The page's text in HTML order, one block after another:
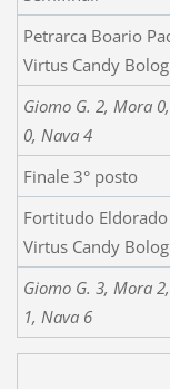
Petrarca Boario
Virtus Candy
Giomo G. 2, Mora
0, Nava 4
Finale 3° posto
Fortitudo
Virtus Candy
Giomo G. 3, Mora
1, Nava 6